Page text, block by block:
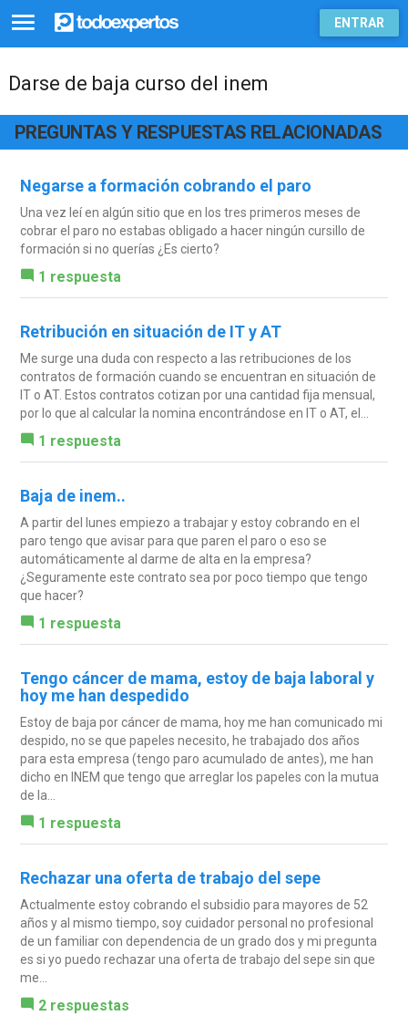
ENTRAR
Darse de baja curso del inem
PREGUNTAS Y RESPUESTAS RELACIONADAS
Negarse a formación cobrando el paro
Una vez leí en algún sitio que en los tres primeros meses de
cobrar el paro no estabas obligado a hacer ningún cursillo de
formación si no querías ¿Es cierto?
1 respuesta
Retribución en situación de IT y AT
Me surge una duda con respecto a las retribuciones de los
contratos de formación cuando se encuentran en situación de
IT o AT. Estos contratos cotizan por una cantidad fija mensual,
por lo que al calcular la nomina encontrándose en IT o AT, el...
1 respuesta
Baja de inem..
A partir del lunes empiezo a trabajar y estoy cobrando en el
paro tengo que avisar para que paren el paro o eso se
automáticamente al darme de alta en la empresa?
¿Seguramente este contrato sea por poco tiempo que tengo
que hacer?
1 respuesta
Tengo cáncer de mama, estoy de baja laboral y
hoy me han despedido
Estoy de baja por cáncer de mama, hoy me han comunicado mi
despido, no se que papeles necesito, he trabajado dos años
para esta empresa (tengo paro acumulado de antes), me han
dicho en INEM que tengo que arreglar los papeles con la mutua
de la...
1 respuesta
Rechazar una oferta de trabajo del sepe
Actualmente estoy cobrando el subsidio para mayores de 52
años y al mismo tiempo, soy cuidador personal no profesional
de un familiar con dependencia de un grado dos y mi pregunta
es si yo puedo rechazar una oferta de trabajo del sepe sin que
me...
2 respuestas